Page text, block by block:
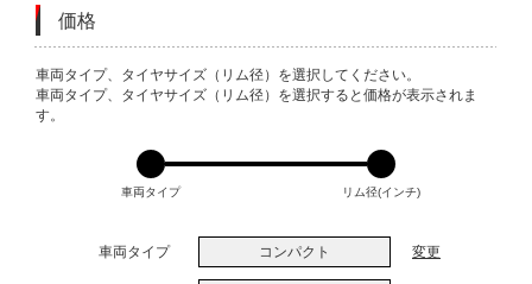
価格
VARIATIONS
車両タイプ、タイヤサイズ（リム径）を選択してください。
車両タイプ、タイヤサイズ（リム径）を選択すると価格が表示されま
す。
車両タイプ リム径(インチ)
車両タイプ コンパクト 変更